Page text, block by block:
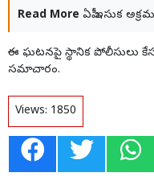
Read More ఏపీ ఇసుక
ఈ ఘటనపై స్థానిక పోలీసులు
సమాచారం.
Views: 1850